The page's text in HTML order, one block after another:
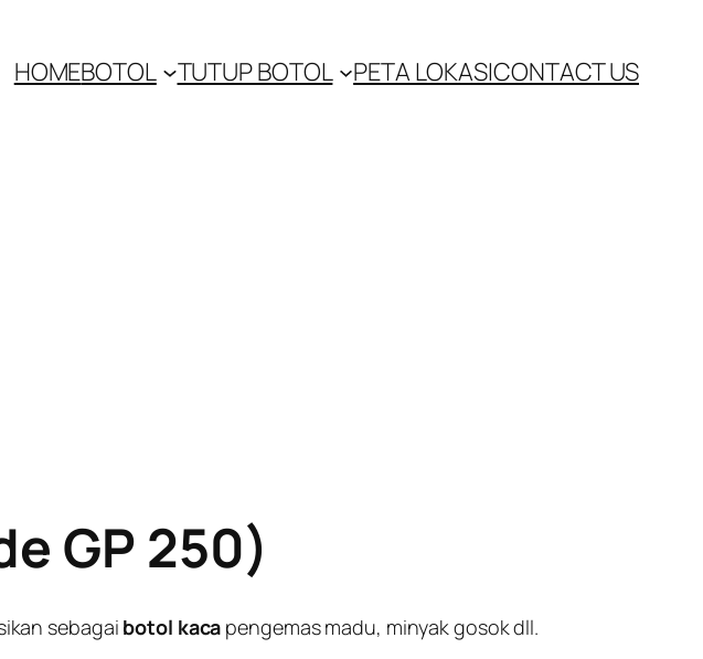
HOMEBOTOL TUTUP BOTOL PETA LOKASICONTACT US
GP 250)
sebagai botol kaca pengemas madu, minyak gosok dll.